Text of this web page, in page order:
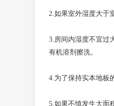
2.如果室外湿度大于
3.房间内湿度不宜过
有机溶剂擦洗。
4.为了保持实本地板
5.如果不慎发生大面